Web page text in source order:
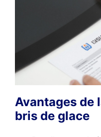
Avantages de
bris de glace